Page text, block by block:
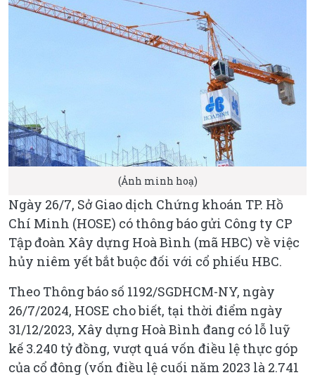
(Ảnh minh hoạ)
Ngày 26/7, Sở Giao dịch Chứng khoán TP. Hồ
Chí Minh (HOSE) có thông báo gửi Công ty CP
Tập đoàn Xây dựng Hoà Bình (mã HBC) về việc
hủy niêm yết bắt buộc đối với cổ phiếu HBC.
Theo Thông báo số 1192/SGDHCM-NY, ngày
26/7/2024, HOSE cho biết, tại thời điểm ngày
31/12/2023, Xây dựng Hoà Bình đang có lỗ luỹ
kế 3.240 tỷ đồng, vượt quá vốn điều lệ thực góp
của cổ đông (vốn điều lệ cuối năm 2023 là 2.741